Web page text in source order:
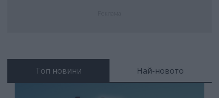
Топ новини Най-новото